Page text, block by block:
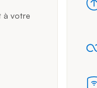
à votre